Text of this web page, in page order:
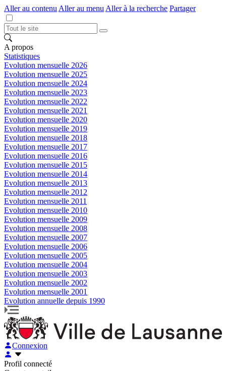
Aller au contenu Aller au menu Aller à la recherche Partager
A propos
Statistiques
Evolution mensuelle 2026
Evolution mensuelle 2025
Evolution mensuelle 2024
Evolution mensuelle 2023
Evolution mensuelle 2022
Evolution mensuelle 2021
Evolution mensuelle 2020
Evolution mensuelle 2019
Evolution mensuelle 2018
Evolution mensuelle 2017
Evolution mensuelle 2016
Evolution mensuelle 2015
Evolution mensuelle 2014
Evolution mensuelle 2013
Evolution mensuelle 2012
Evolution mensuelle 2011
Evolution mensuelle 2010
Evolution mensuelle 2009
Evolution mensuelle 2008
Evolution mensuelle 2007
Evolution mensuelle 2006
Evolution mensuelle 2005
Evolution mensuelle 2004
Evolution mensuelle 2003
Evolution mensuelle 2002
Evolution mensuelle 2001
Evolution annuelle depuis 1990
Connexion
Profil connecté